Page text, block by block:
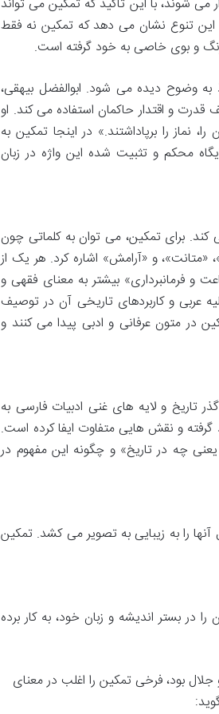
این تنوع نشان می دهد که تمکین نه فقط
رنگ و بوی خاصی به خود گرفته است.
به وضوح دیده می شود. ابوالفضل بیهقی،
و اقتدار حاکمان استفاده می کند. او
را برپاداشتند.» در اینجا تمکین به
محکم و تثبیت شده این واژه در زبان
برای تمکین، می توان به کلماتی چون
«متانت»، و «آرامش» اشاره کرد. هر یک از
و فرمانبرداری» بیشتر به معنای فقهی و
عربی و کاربردهای تاریخی آن در توصیف
در متون عرفانی و ادبی پیدا می کنند و
تاریخ و لایه های غنی ادبیات فارسی به
گرفته و نقش هایی متفاوت ایفا کرده است.
چه در تاریخ» و چگونه این مفهوم در
را به زیبایی به تصویر می کشد. تمکین
در بستر اندیشه و زبان خود، به کار برده
بود، فرخی تمکین را اغلب در معنای